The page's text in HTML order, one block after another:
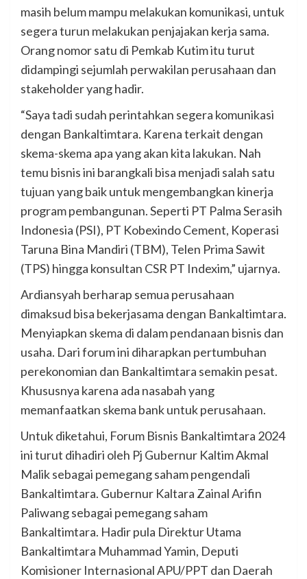
masih belum mampu melakukan komunikasi, untuk
segera turun melakukan penjajakan kerja sama.
Orang nomor satu di Pemkab Kutim itu turut
didampingi sejumlah perwakilan perusahaan dan
stakeholder yang hadir.
“Saya tadi sudah perintahkan segera komunikasi
dengan Bankaltimtara. Karena terkait dengan
skema-skema apa yang akan kita lakukan. Nah
temu bisnis ini barangkali bisa menjadi salah satu
tujuan yang baik untuk mengembangkan kinerja
program pembangunan. Seperti PT Palma Serasih
Indonesia (PSI), PT Kobexindo Cement, Koperasi
Taruna Bina Mandiri (TBM), Telen Prima Sawit
(TPS) hingga konsultan CSR PT Indexim,” ujarnya.
Ardiansyah berharap semua perusahaan
dimaksud bisa bekerjasama dengan Bankaltimtara.
Menyiapkan skema di dalam pendanaan bisnis dan
usaha. Dari forum ini diharapkan pertumbuhan
perekonomian dan Bankaltimtara semakin pesat.
Khususnya karena ada nasabah yang
memanfaatkan skema bank untuk perusahaan.
Untuk diketahui, Forum Bisnis Bankaltimtara 2024
ini turut dihadiri oleh Pj Gubernur Kaltim Akmal
Malik sebagai pemegang saham pengendali
Bankaltimtara. Gubernur Kaltara Zainal Arifin
Paliwang sebagai pemegang saham
Bankaltimtara. Hadir pula Direktur Utama
Bankaltimtara Muhammad Yamin, Deputi
Komisioner Internasional APU/PPT dan Daerah